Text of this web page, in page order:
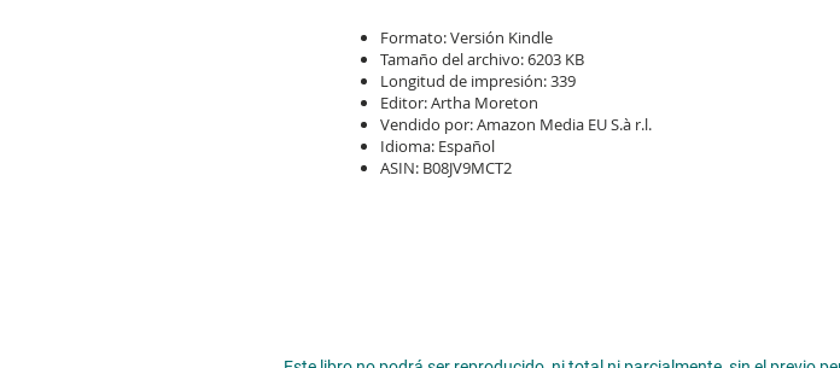
Formato: Versión Kindle
Tamaño del archivo: 6203 KB
Longitud de impresión: 339
Editor: Artha Moreton
Vendido por: Amazon Media EU S.à r.l.
Idioma: Español
ASIN: B08JV9MCT2